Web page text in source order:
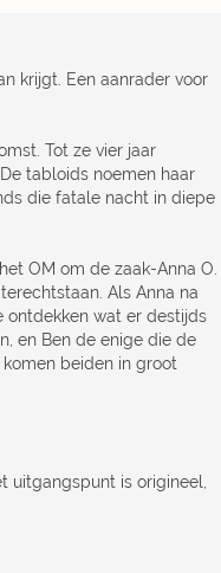
krijgt. Een aanrader voor
Tot ze vier jaar
tabloids noemen haar
die fatale nacht in diepe
OM om de zaak-Anna O.
Als Anna na
ontdekken wat er destijds
en Ben de enige die de
beiden in groot
uitgangspunt is origineel,